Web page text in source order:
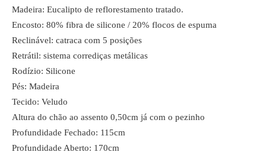
Madeira: Eucalipto de reflorestamento tratado.
Encosto: 80% fibra de silicone / 20% flocos de espuma
Reclinável: catraca com 5 posições
Retrátil: sistema corrediças metálicas
Rodízio: Silicone
Pés: Madeira
Tecido: Veludo
Altura do chão ao assento 0,50cm já com o pezinho
Profundidade Fechado: 115cm
Profundidade Aberto: 170cm